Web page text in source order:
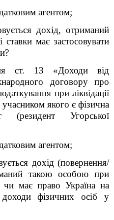
агентом;
дохід, отриманий
ставки має застосовувати
ст. 13 «Доходи від
договору про
при ліквідації
якого є фізична
Угорської
агентом;
дохід (повернення/
такою особою при
чи має право Україна на
фізичних осіб у